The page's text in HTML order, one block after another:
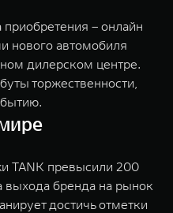
– онлайн
нового автомобиля
дилерском центре.
торжественности,
TANK превысили 200
бренда на рынок
достичь отметки